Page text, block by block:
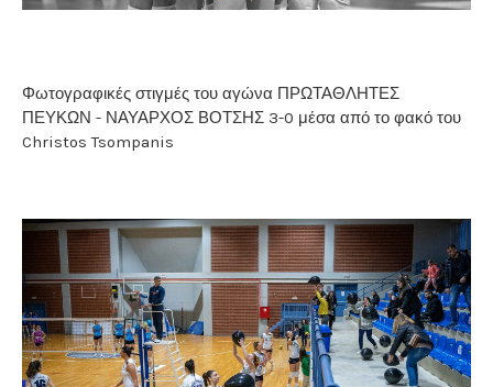
Φωτογραφικές στιγμές του αγώνα ΠΡΩΤΑΘΛΗΤΕΣ
ΠΕΥΚΩΝ - ΝΑΥΑΡΧΟΣ ΒΟΤΣΗΣ 3-0 μέσα από το φακό του
Christos Tsompanis